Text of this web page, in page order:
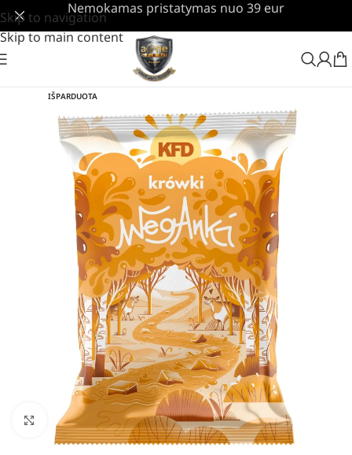
Skip to navigation
Skip to main content
Nemokamas pristatymas nuo 39 eur
IŠPARDUOTA
Padidinti